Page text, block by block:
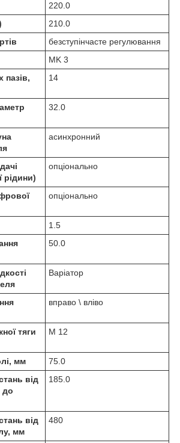
220.0
210.0
безступінчасте регулювання
MK 3
пазів,
14
32.0
асинхронний
рідини)
опціонально
опціонально
1.5
50.0
Варіатор
вправо \ вліво
тяги
М 12
мм
75.0
від
до
185.0
від
мм
480